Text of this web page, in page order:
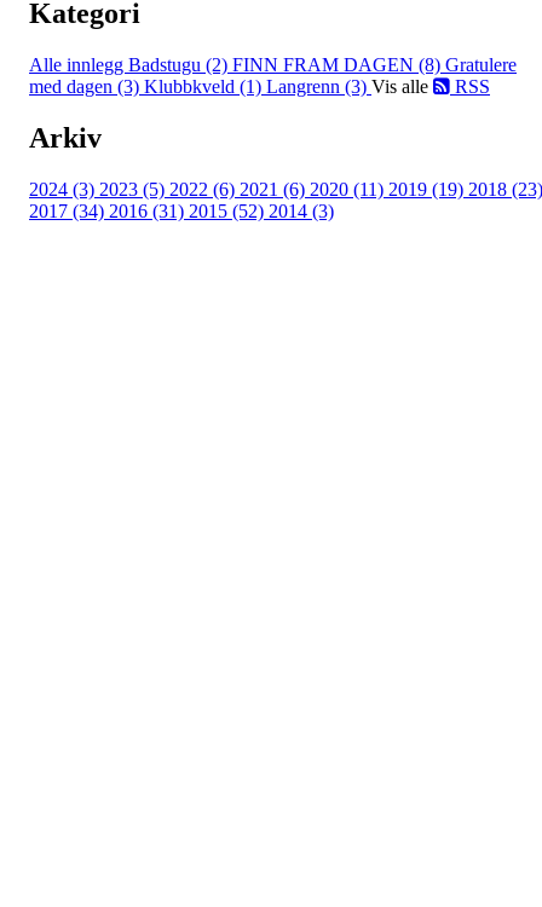
Kategori
Alle innlegg Badstugu (2) FINN FRAM DAGEN (8) Gratulere
med dagen (3) Klubbkveld (1) Langrenn (3) Vis alle RSS
Arkiv
2024 (3) 2023 (5) 2022 (6) 2021 (6) 2020 (11) 2019 (19) 2018 (23)
2017 (34) 2016 (31) 2015 (52) 2014 (3)